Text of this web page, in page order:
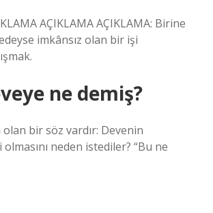
AÇIKLAMA AÇIKLAMA: Birine
imkânsız olan bir işi
ne demiş?
olan bir söz vardır: Devenin
neden istediler? “Bu ne